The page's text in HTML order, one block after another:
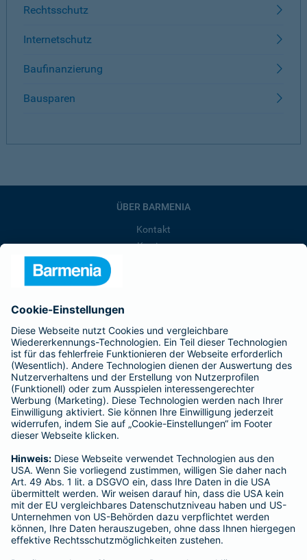
Rechtsschutz
Internetschutz
Baufinanzierung
Bausparen
ÜBER BARMENIA
Kontakt
Karriere
Affiliate-Partner werden
Barmenia ist Teil der BarmeniaGothaer
BELIEBTE SEITEN
Kranken-Zusatzversicherung
Tierversicherungen
Haftpflichtversicherung
Hausratversicherung
SERVICE
Adresse ändern
Schaden melden
Kilometerstandsmeldung
Serviceübersicht